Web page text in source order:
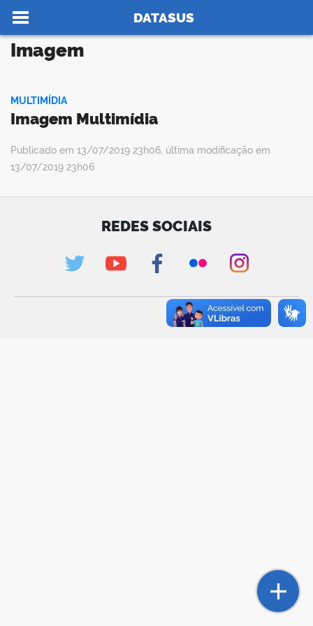
Ir para o conteúdo
DATASUS
portal
Você está aqui:
> Imagem
Imagem
MULTIMÍDIA
Imagem Multimídia
Publicado em 13/07/2019 23h06, última modificação em
13/07/2019 23h06
REDES SOCIAIS